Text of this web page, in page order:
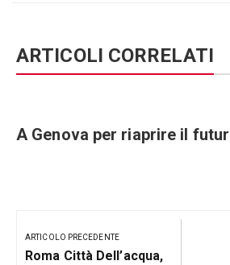
ARTICOLI CORRELATI
A Genova per riaprire il
articoli
ARTICOLO PRECEDENTE
Articolo
Roma Città Dell’acqua,